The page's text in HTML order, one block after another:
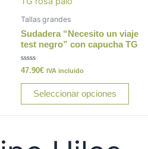
producto
múltiples
variantes.
opciones
pueden
página
Tallas grandes
Sudadera “Necesito un viaje
test negro” con capucha TG
Valorado
con
0
47.90€ IVA incluido
Seleccionar opciones
Las